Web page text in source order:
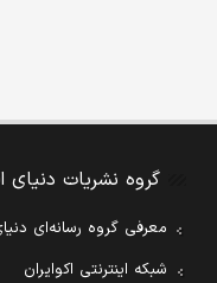
گروه نشریات دنیای
معرفی گروه رسانه‌ای
شبکه اینترنتی اکوایران